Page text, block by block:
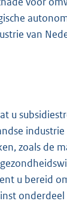
van
u
zoals de
u bereid